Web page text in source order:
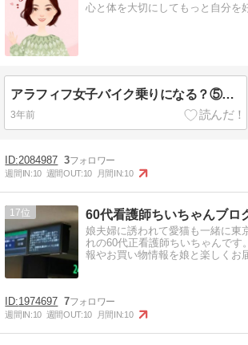
心と体を大切にしてもっと自分を
アラフィフ女子バイク乗りになる？⑤断念
3年前
2084987 3
週間IN:10 週間OUT:10 月間IN:10
17 60代看護師ちいちゃんブロ
娘夫婦に誘われて愛猫も一緒に東
れの60代正看護師ちいちゃんです
報やお買い物情報を娘と楽しくお
1974697 7
週間IN:10 週間OUT:10 月間IN:10